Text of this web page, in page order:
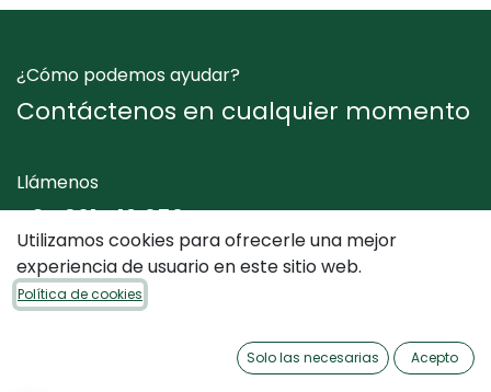
¿Cómo podemos ayudar?
Contáctenos en cualquier momento
Llámenos
+34 961 412 050
Envíenos un mensaje
Utilizamos cookies para ofrecerle una mejor
experiencia de usuario en este sitio web.
Política de cookies
Solo las necesarias Acepto